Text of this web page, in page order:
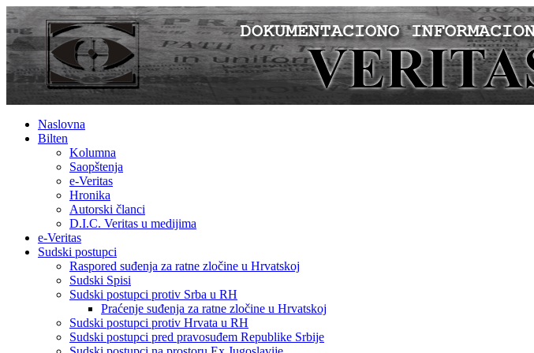
Naslovna
Bilten
Kolumna
Saopštenja
e-Veritas
Hronika
Autorski članci
D.I.C. Veritas u medijima
e-Veritas
Sudski postupci
Raspored suđenja za ratne zločine u Hrvatskoj
Sudski Spisi
Sudski postupci protiv Srba u RH
Praćenje suđenja za ratne zločine u Hrvatskoj
Sudski postupci protiv Hrvata u RH
Sudski postupci pred pravosuđem Republike Srbije